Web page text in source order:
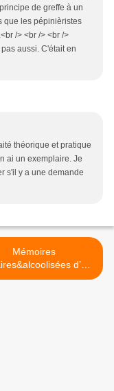
de greffe à un
que les pépinièristes
/> <br /> <br />
aussi. C'était en
théorique et pratique
ai un exemplaire. Je
s'il y a une demande
Mémoires
d’un
Ingénieur des